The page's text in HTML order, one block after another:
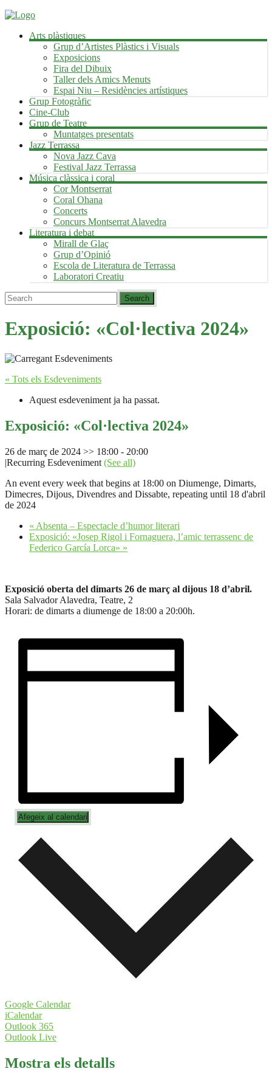
Arts plàstiques
Grup d’Artistes Plàstics i Visuals
Exposicions
Fira del Dibuix
Taller dels Amics Menuts
Espai Niu – Residències artístiques
Grup Fotogràfic
Cine-Club
Grup de Teatre
Muntatges presentats
Jazz Terrassa
Nova Jazz Cava
Festival Jazz Terrassa
Música clàssica i coral
Cor Montserrat
Coral Ohana
Concerts
Concurs Montserrat Alavedra
Literatura i debat
Mirall de Glaç
Grup d’Opinió
Escola de Literatura de Terrassa
Laboratori Creatiu
Exposició: «Col·lectiva 2024»
« Tots els Esdeveniments
Aquest esdeveniment ja ha passat.
Exposició: «Col·lectiva 2024»
26 de març de 2024 >> 18:00 - 20:00
|Recurring Esdeveniment (See all)
An event every week that begins at 18:00 on Diumenge, Dimarts,
Dimecres, Dijous, Divendres and Dissabte, repeating until 18 d'abril
de 2024
« Absenta – Espectacle d’humor literari
Exposició: «Josep Rigol i Fornaguera, l’amic terrassenc de
Federico García Lorca» »
Exposició oberta del dimarts 26 de març al dijous 18 d’abril.
Sala Salvador Alavedra, Teatre, 2
Horari: de dimarts a diumenge de 18:00 a 20:00h.
Afegeix al calendari
Google Calendar
iCalendar
Outlook 365
Outlook Live
Mostra els detalls